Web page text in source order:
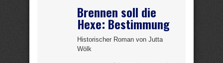
Brennen soll die
Hexe: Bestimmung
Historischer Roman von Jutta
Wölk